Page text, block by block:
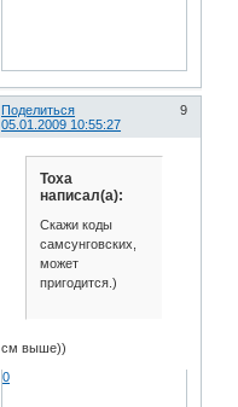
Поделиться
9
05.01.2009 10:55:27
Toxa
написал(а):
Скажи коды
самсунговских,
может
пригодится.)
см выше))
0